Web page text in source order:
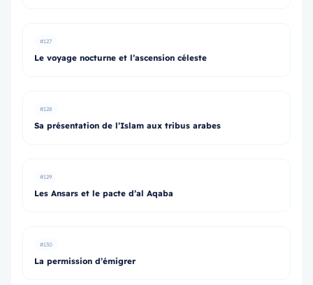
#127
Le voyage nocturne et l’ascension céleste
#128
Sa présentation de l’Islam aux tribus arabes
#129
Les Ansars et le pacte d’al Aqaba
#130
La permission d’émigrer